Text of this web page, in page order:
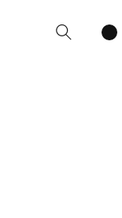
Cartitems